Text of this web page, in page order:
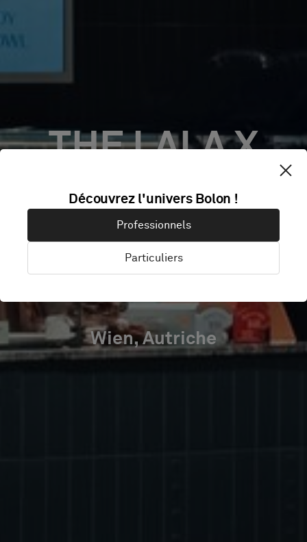
THE LALA X
VEGANISTA /
FLUGHAFEN
WIEN
Wien, Autriche
Découvrez l'univers Bolon !
Professionnels
Particuliers